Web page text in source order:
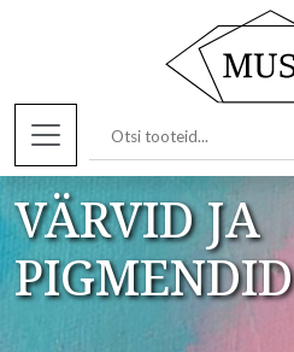
VÄRVID JA
PIGMENDID